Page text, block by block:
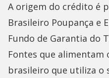
A origem do crédito é
Brasileiro Poupança e
Fundo de Garantia do
Fontes que alimentam
brasileiro que utiliza o